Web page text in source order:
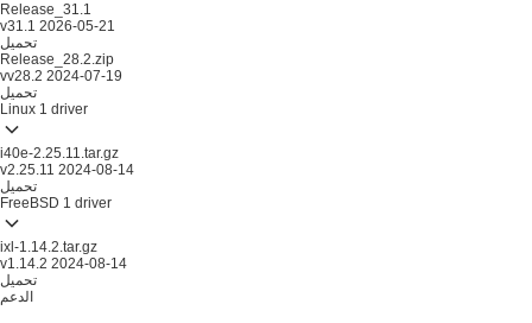
Release_31.1
v31.1 2026-05-21
تحميل
Release_28.2.zip
vv28.2 2024-07-19
تحميل
Linux 1 driver
i40e-2.25.11.tar.gz
v2.25.11 2024-08-14
تحميل
FreeBSD 1 driver
ixl-1.14.2.tar.gz
v1.14.2 2024-08-14
تحميل
الدعم